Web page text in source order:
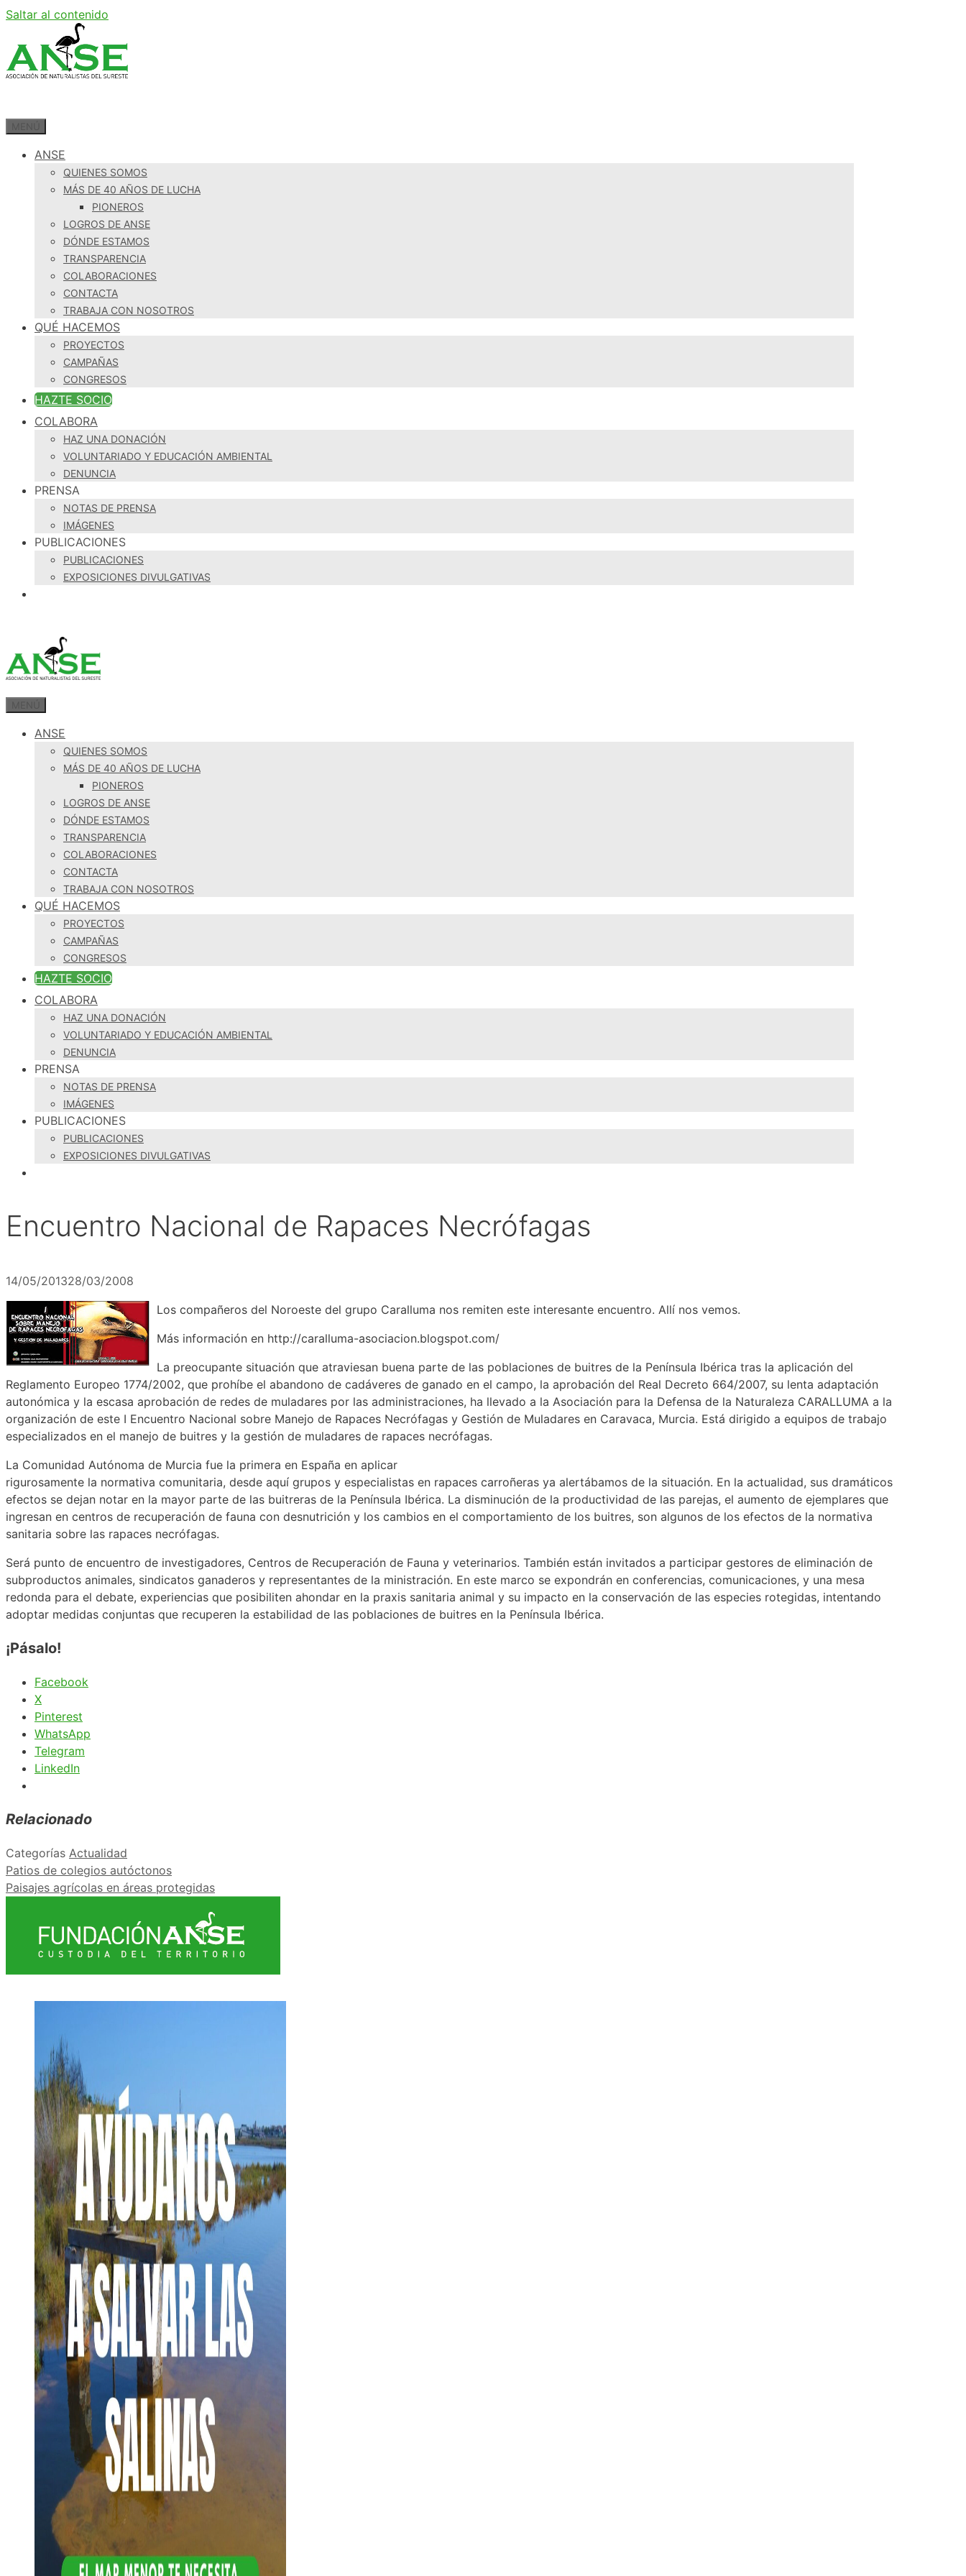
Saltar al contenido
ANSE
QUIENES SOMOS
MÁS DE 40 AÑOS DE LUCHA
PIONEROS
LOGROS DE ANSE
DÓNDE ESTAMOS
TRANSPARENCIA
COLABORACIONES
CONTACTA
TRABAJA CON NOSOTROS
QUÉ HACEMOS
PROYECTOS
CAMPAÑAS
CONGRESOS
HAZTE SOCIO
COLABORA
HAZ UNA DONACIÓN
VOLUNTARIADO Y EDUCACIÓN AMBIENTAL
DENUNCIA
PRENSA
NOTAS DE PRENSA
IMÁGENES
PUBLICACIONES
PUBLICACIONES
EXPOSICIONES DIVULGATIVAS
ANSE
QUIENES SOMOS
MÁS DE 40 AÑOS DE LUCHA
PIONEROS
LOGROS DE ANSE
DÓNDE ESTAMOS
TRANSPARENCIA
COLABORACIONES
CONTACTA
TRABAJA CON NOSOTROS
QUÉ HACEMOS
PROYECTOS
CAMPAÑAS
CONGRESOS
HAZTE SOCIO
COLABORA
HAZ UNA DONACIÓN
VOLUNTARIADO Y EDUCACIÓN AMBIENTAL
DENUNCIA
PRENSA
NOTAS DE PRENSA
IMÁGENES
PUBLICACIONES
PUBLICACIONES
EXPOSICIONES DIVULGATIVAS
Encuentro Nacional de Rapaces Necrófagas
14/05/201328/03/2008
Los compañeros del Noroeste del grupo Caralluma nos remiten este interesante encuentro. Allí nos vemos.
Más información en http://caralluma-asociacion.blogspot.com/
La preocupante situación que atraviesan buena parte de las poblaciones de buitres de la Península Ibérica tras la aplicación del
Reglamento Europeo 1774/2002, que prohíbe el abandono de cadáveres de ganado en el campo, la aprobación del Real Decreto 664/2007, su lenta adaptación
autonómica y la escasa aprobación de redes de muladares por las administraciones, ha llevado a la Asociación para la Defensa de la Naturaleza CARALLUMA a la
organización de este I Encuentro Nacional sobre Manejo de Rapaces Necrófagas y Gestión de Muladares en Caravaca, Murcia. Está dirigido a equipos de trabajo
especializados en el manejo de buitres y la gestión de muladares de rapaces necrófagas.
La Comunidad Autónoma de Murcia fue la primera en España en aplicar
rigurosamente la normativa comunitaria, desde aquí grupos y especialistas en rapaces carroñeras ya alertábamos de la situación. En la actualidad, sus dramáticos
efectos se dejan notar en la mayor parte de las buitreras de la Península Ibérica. La disminución de la productividad de las parejas, el aumento de ejemplares que
ingresan en centros de recuperación de fauna con desnutrición y los cambios en el comportamiento de los buitres, son algunos de los efectos de la normativa
sanitaria sobre las rapaces necrófagas.
Será punto de encuentro de investigadores, Centros de Recuperación de Fauna y veterinarios. También están invitados a participar gestores de eliminación de
subproductos animales, sindicatos ganaderos y representantes de la ministración. En este marco se expondrán en conferencias, comunicaciones, y una mesa
redonda para el debate, experiencias que posibiliten ahondar en la praxis sanitaria animal y su impacto en la conservación de las especies rotegidas, intentando
adoptar medidas conjuntas que recuperen la estabilidad de las poblaciones de buitres en la Península Ibérica.
¡Pásalo!
Facebook
X
Pinterest
WhatsApp
Telegram
LinkedIn
Relacionado
Categorías Actualidad
Patios de colegios autóctonos
Paisajes agrícolas en áreas protegidas